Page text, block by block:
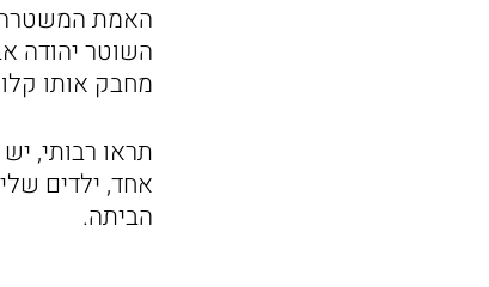
האמת המשטרה
השוטר יהודה
מחבק אותו
תראו רבותי,
אחד, ילדים
הביתה.